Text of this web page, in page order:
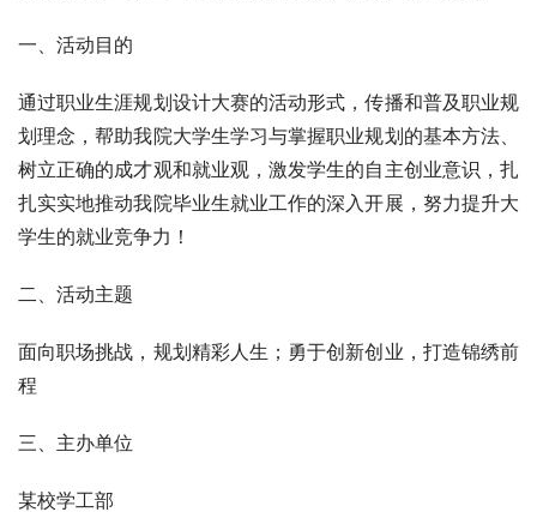
一、活动目的
通过职业生涯规划设计大赛的活动形式，传播和普及职业规
划理念，帮助我院大学生学习与掌握职业规划的基本方法、
树立正确的成才观和就业观，激发学生的自主创业意识，扎
扎实实地推动我院毕业生就业工作的深入开展，努力提升大
学生的就业竞争力！
二、活动主题
面向职场挑战，规划精彩人生；勇于创新创业，打造锦绣前
程
三、主办单位
某校学工部